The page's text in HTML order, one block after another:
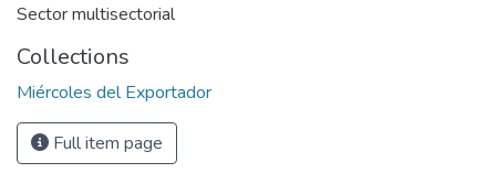
Sector multisectorial
Collections
Miércoles del Exportador
Full item page